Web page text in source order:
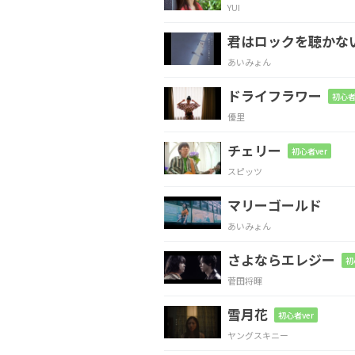
Dm7 A#m C
誰かの為に生き
君
Dm
は君らしく
Dm7/C
輝けばイ
A#
YUI
君はロックを聴かな
あいみょん
ドライフラワー 初心
優里
チェリー 初心者ver
スピッツ
マリーゴールド
あいみょん
さよならエレジー
菅田将暉
雪月花 初心者ver
ヤングスキニー